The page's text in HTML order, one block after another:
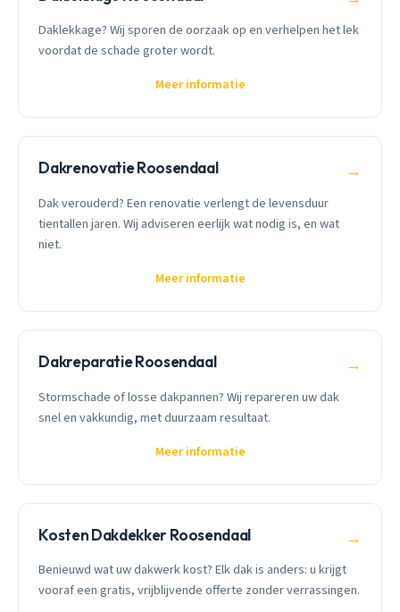
Daklekkage? Wij sporen de oorzaak op en verhelpen het lek
voordat de schade groter wordt.
Meer informatie
Dakrenovatie Roosendaal →
Dak verouderd? Een renovatie verlengt de levensduur
tientallen jaren. Wij adviseren eerlijk wat nodig is, en wat
niet.
Meer informatie
Dakreparatie Roosendaal →
Stormschade of losse dakpannen? Wij repareren uw dak
snel en vakkundig, met duurzaam resultaat.
Meer informatie
Kosten Dakdekker Roosendaal →
Benieuwd wat uw dakwerk kost? Elk dak is anders: u krijgt
vooraf een gratis, vrijblijvende offerte zonder verrassingen.